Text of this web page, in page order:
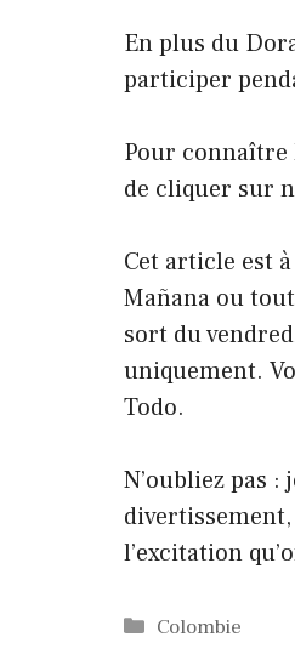
En plus du
participer
Pour connaître
de cliquer sur
Cet article est
Mañana ou
sort du
uniquement.
Todo.
N’oubliez pas
l’excitation
Catégories
Colombie